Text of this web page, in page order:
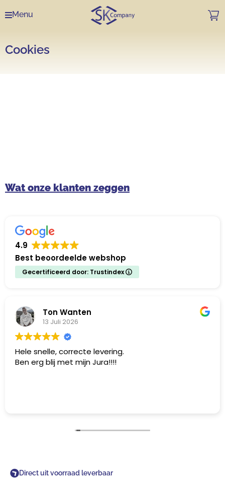
Menu
Cookies
Wat onze klanten zeggen
4.9
Best beoordeelde webshop
Gecertificeerd door: Trustindex
Ton Wanten
13 Juli 2026
Hele snelle, correcte levering.
Ben erg blij met mijn Jura!!!!
Direct uit voorraad leverbaar